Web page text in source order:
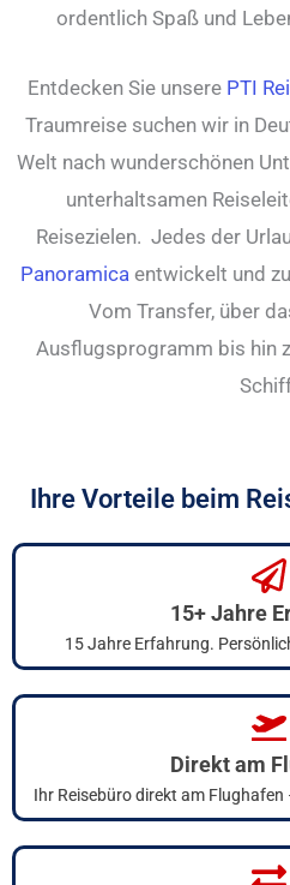
ordentlich Spaß und
Entdecken Sie unsere PTI
Traumreise suchen wir in
Welt nach wunderschönen
unterhaltsamen
Reisezielen. Jedes der
Panoramica entwickelt und
Vom Transfer, über
Ausflugsprogramm bis hin
Ihre Vorteile beim
15+ Jahre
15 Jahre Erfahrung.
Direkt am
Ihr Reisebüro direkt am